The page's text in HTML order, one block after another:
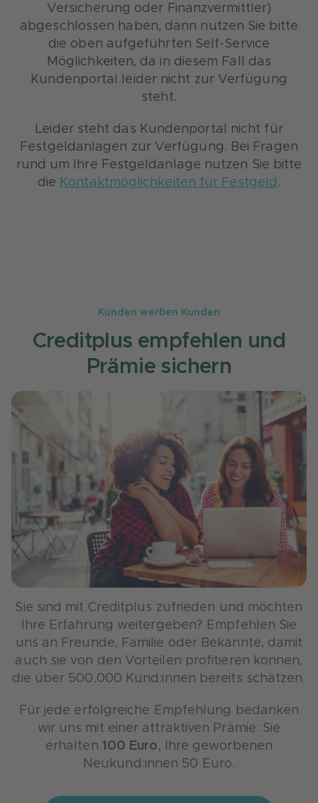
Versicherung oder Finanzvermittler)
abgeschlossen haben, dann nutzen Sie bitte
die oben aufgeführten Self-Service
Möglichkeiten, da in diesem Fall das
Kundenportal leider nicht zur Verfügung
steht.
Leider steht das Kundenportal nicht für
Festgeldanlagen zur Verfügung. Bei Fragen
rund um Ihre Festgeldanlage nutzen Sie bitte
die Kontaktmöglichkeiten für Festgeld .
Kunden werben Kunden
Creditplus empfehlen und
Prämie sichern
Sie sind mit Creditplus zufrieden und möchten
Ihre Erfahrung weitergeben? Empfehlen Sie
uns an Freunde, Familie oder Bekannte, damit
auch sie von den Vorteilen profitieren können,
die über 500.000 Kund:innen bereits schätzen.
Für jede erfolgreiche Empfehlung bedanken
wir uns mit einer attraktiven Prämie: Sie
erhalten 100 Euro, Ihre geworbenen
Neukund:innen 50 Euro.